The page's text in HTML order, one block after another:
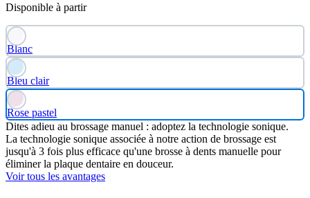
Disponible à partir
Blanc
Bleu clair
Rose pastel
Dites adieu au brossage manuel : adoptez la technologie sonique.
La technologie sonique associée à notre action de brossage est
jusqu'à 3 fois plus efficace qu'une brosse à dents manuelle pour
éliminer la plaque dentaire en douceur.
Voir tous les avantages